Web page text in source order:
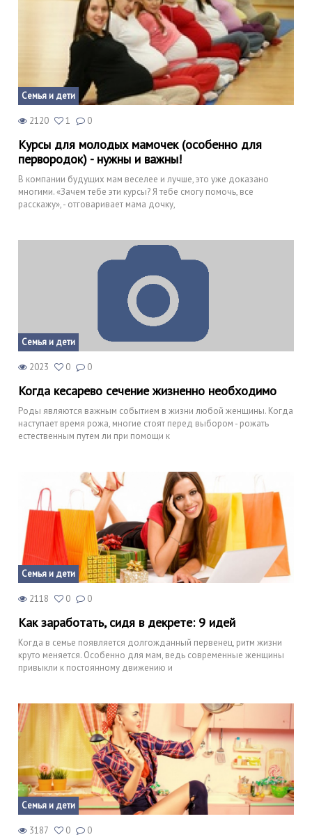
Семья и дети
2120 1 0
Курсы для молодых мамочек (особенно для
первородок) - нужны и важны!
В компании будущих мам веселее и лучше, это уже доказано
многими. «Зачем тебе эти курсы? Я тебе смогу помочь, все
расскажу», - отговаривает мама дочку,
Семья и дети
2023 0 0
Когда кесарево сечение жизненно необходимо
Роды являются важным событием в жизни любой женщины. Когда
наступает время рожа, многие стоят перед выбором - рожать
естественным путем ли при помощи к
Семья и дети
2118 0 0
Как заработать, сидя в декрете: 9 идей
Когда в семье появляется долгожданный первенец, ритм жизни
круто меняется. Особенно для мам, ведь современные женщины
привыкли к постоянному движению и
Семья и дети
3187 0 0